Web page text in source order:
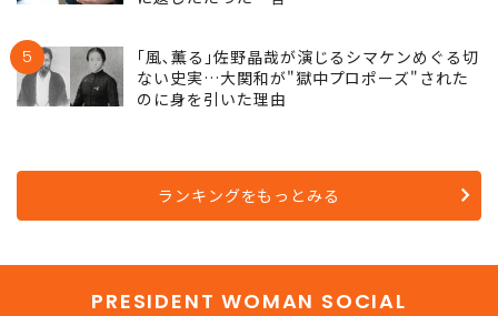
5
｢風､薫る｣佐野晶哉が演じるシマケンめぐる切
ない史実…大関和が"獄中プロポーズ"された
のに身を引いた理由
ランキングをもっとみる
PRESIDENT WOMAN SOCIAL